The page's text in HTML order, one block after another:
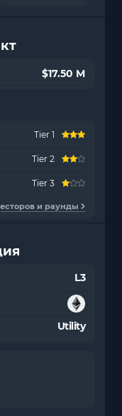
$17.50 M
Tier 1
Tier 2
Tier 3
и раунды
L3
Utility